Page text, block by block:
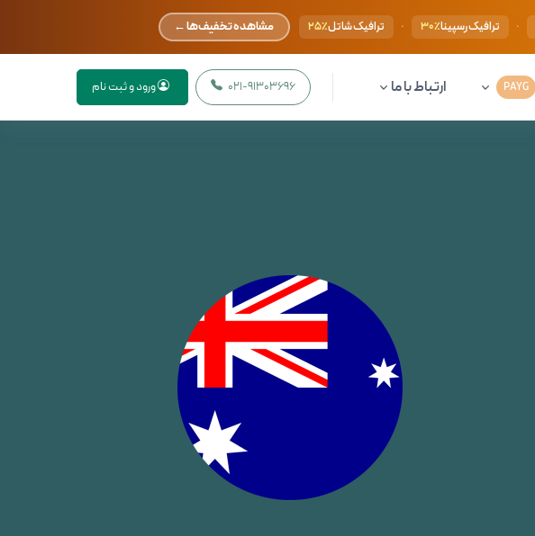
· ترافیک رسپینا۳۰٪ · ترافیک شاتل۲۵٪ مشاهده تخفیف‌ها ←
PAYG ارتباط با ما 021-91303696 ورود و ثبت نام